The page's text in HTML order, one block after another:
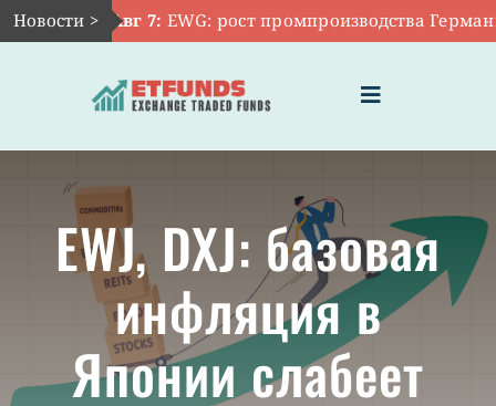
Skip
to
Новости >Авг 7: EWG: рост промпроизводства
Toggle
Navigation
ГЛАВНАЯ
ЧТО ТАКОЕ ETF
ИНВЕСТИЦИИ В ETF
EWJ, DXJ: базовая
инфляция в
Японии слабеет